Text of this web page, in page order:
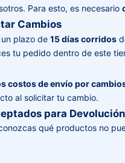
Para esto, es necesario
Cambios
plazo de 15 días corridos
tu pedido dentro de este
costos de envío por
al solicitar tu cambio.
para Devolución
qué productos no